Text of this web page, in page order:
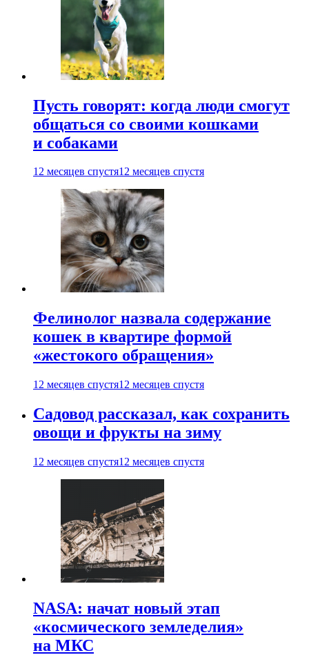
Пусть говорят: когда люди смогут
общаться со своими кошками
и собаками
12 месяцев спустя12 месяцев спустя
Фелинолог назвала содержание
кошек в квартире формой
«жестокого обращения»
12 месяцев спустя12 месяцев спустя
Садовод рассказал, как сохранить
овощи и фрукты на зиму
12 месяцев спустя12 месяцев спустя
NASA: начат новый этап
«космического земледелия»
на МКС